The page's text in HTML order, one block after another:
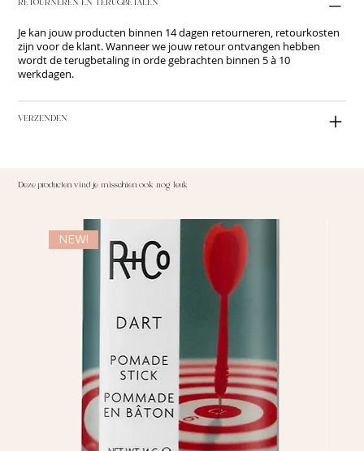
RETOURNEREN EN TERUGBETALEN
Je kan jouw producten binnen 14 dagen retourneren, retourkosten
zijn voor de klant. Wanneer we jouw retour ontvangen hebben
wordt de terugbetaling in orde gebrachten binnen 5 à 10
werkdagen.
VERZENDEN
NEW!
Deze producten vind je misschien ook nog leuk